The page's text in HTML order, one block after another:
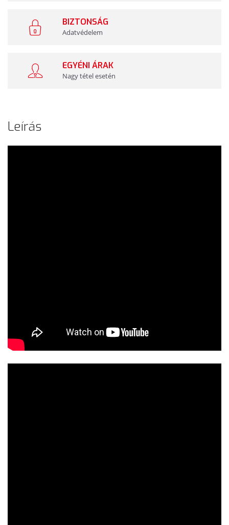
BIZTONSÁG
Adatvédelem
EGYÉNI ÁRAK
Nagy tétel esetén
Leírás